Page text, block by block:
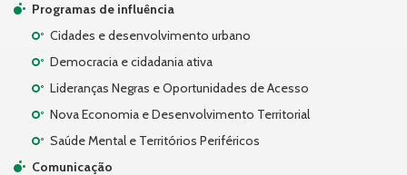
Programas de influência
Cidades e desenvolvimento urbano
Democracia e cidadania ativa
Lideranças Negras e Oportunidades de Acesso
Nova Economia e Desenvolvimento Territorial
Saúde Mental e Territórios Periféricos
Comunicação